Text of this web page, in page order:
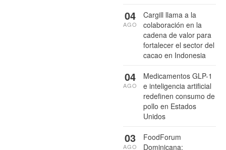
Cargill llama a la
colaboración en la
cadena de valor para
fortalecer el sector del
cacao en Indonesia
04
AGO
Medicamentos GLP-1
e inteligencia artificial
redefinen consumo de
pollo en Estados
Unidos
04
AGO
FoodForum
Dominicana:
03
AGO